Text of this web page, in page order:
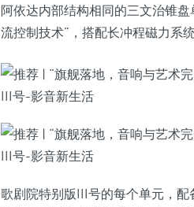
阿依达内部结构相同的三文治锥
流控制技术”，搭配长冲程磁力系
歌剧院特别版III号的每个单元，